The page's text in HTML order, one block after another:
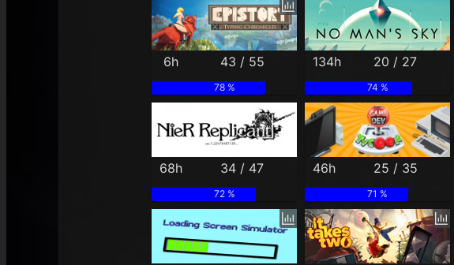
6h 43 / 55
78 %
134h 20 / 27
74 %
68h 34 / 47
72 %
46h 25 / 35
71 %